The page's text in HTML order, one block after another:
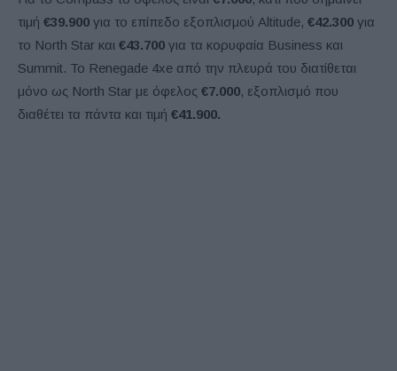
τιμή €39.900 για το επίπεδο εξοπλισμού Altitude, €42.300 για
το North Star και €43.700 για τα κορυφαία Business και
Summit. Το Renegade 4xe από την πλευρά του διατίθεται
μόνο ως North Star με όφελος €7.000, εξοπλισμό που
διαθέτει τα πάντα και τιμή €41.900.